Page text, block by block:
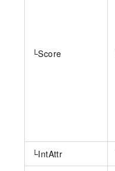
└Score
└IntAttr